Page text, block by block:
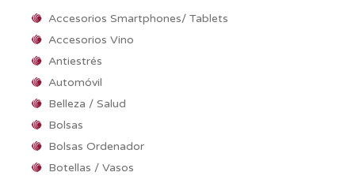
Accesorios Smartphones/ Tablets
Accesorios Vino
Antiestrés
Automóvil
Belleza / Salud
Bolsas
Bolsas Ordenador
Botellas / Vasos